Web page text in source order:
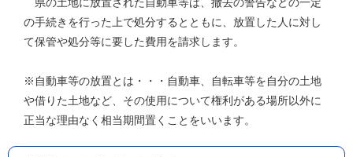
の手続きを行った上で処分するとともに、放置した人に対し
て保管や処分等に要した費用を請求します。
※自動車等の放置とは・・・自動車、自転車等を自分の土地
や借りた土地など、その使用について権利がある場所以外に
正当な理由なく相当期間置くことをいいます。